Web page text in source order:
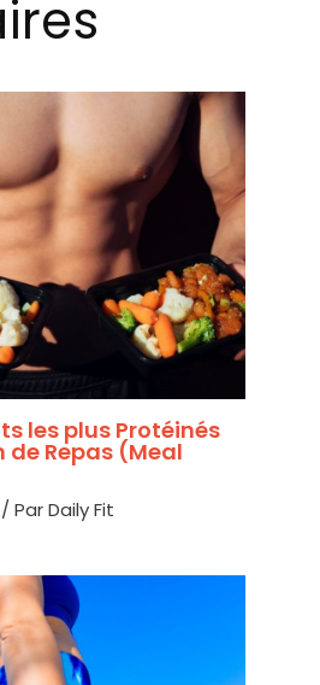
les plus Protéinés
de Repas (Meal
/ ParDaily Fit